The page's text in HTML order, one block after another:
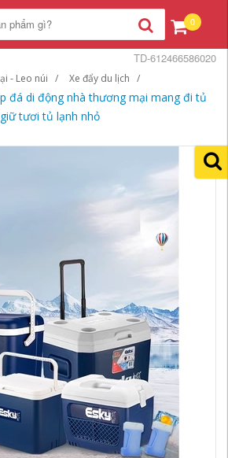
0
- Leo núi Xe đẩy du lịch
đá di động nhà thương mại mang đi tủ
tươi tủ lạnh nhỏ
TD-612466586020